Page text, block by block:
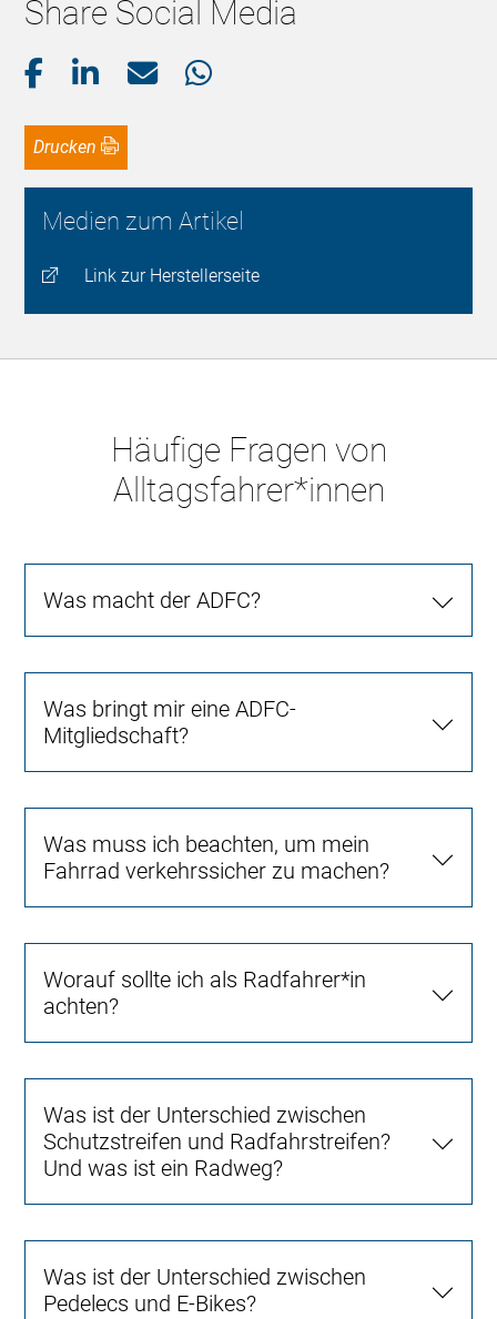
Share Social Media
Drucken
Medien zum Artikel
Link zur Herstellerseite
Häufige Fragen von
Alltagsfahrer*innen
Was macht der ADFC?
Was bringt mir eine ADFC-
Mitgliedschaft?
Was muss ich beachten, um mein
Fahrrad verkehrssicher zu machen?
Worauf sollte ich als Radfahrer*in
achten?
Was ist der Unterschied zwischen
Schutzstreifen und Radfahrstreifen?
Und was ist ein Radweg?
Was ist der Unterschied zwischen
Pedelecs und E-Bikes?